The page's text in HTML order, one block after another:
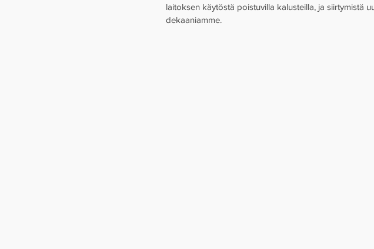
laitoksen käytöstä poistuvilla kalusteilla, ja siirtymistä
dekaaniamme.